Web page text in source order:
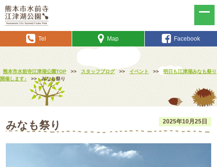
Tel Map Facebook
熊本市水前寺江津湖公園TOP >> スタッフブログ >> イベント >>
明日も江津湖みなも祭り
開催します♪
>> みなも祭り
2025年10月25日
みなも祭り